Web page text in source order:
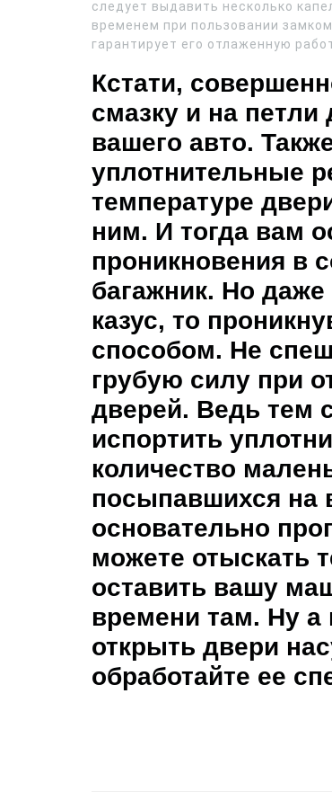
следует выдавить несколько
временем при пользовании
гарантирует его отлаженную
Кстати,
смазку и на петли
вашего авто.
уплотнительные
температуре
ним. И тогда вам
проникновения в
багажник. Но
казус, то
способом. Не
грубую силу при
дверей. Ведь тем
испортить
количество
посыпавшихся на
основательно
можете отыскать
оставить вашу
времени там. Ну а
открыть двери
обработайте ее